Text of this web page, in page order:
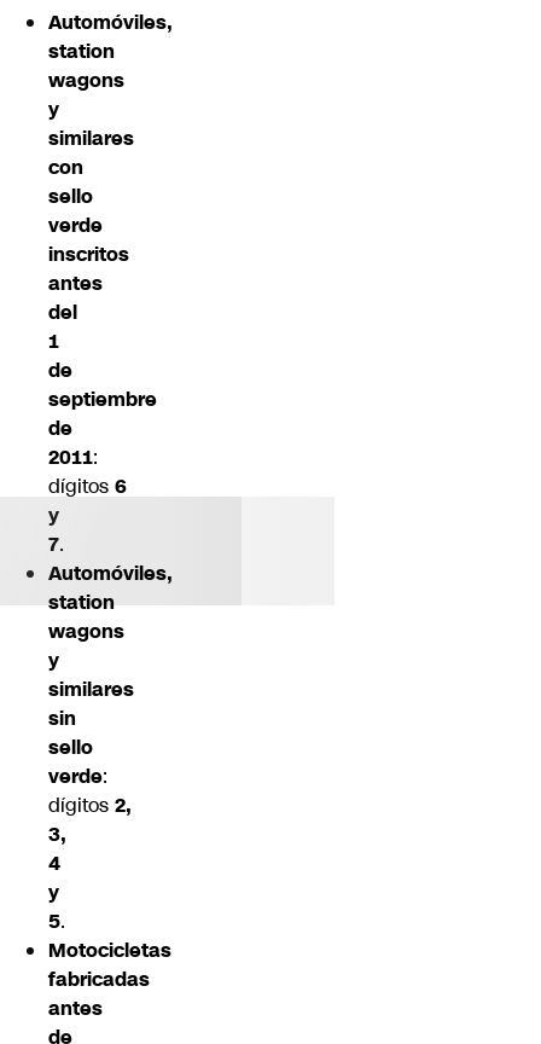
Automóviles,
station
wagons
y
similares
con
sello
verde
inscritos
antes
del
1
de
septiembre
de
2011:
dígitos 6
y
7.
Automóviles,
station
wagons
y
similares
sin
sello
verde:
dígitos 2,
3,
4
y
5.
Motocicletas
fabricadas
antes
de